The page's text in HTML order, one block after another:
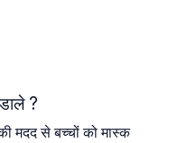
?
मदद से बच्चों को मास्क